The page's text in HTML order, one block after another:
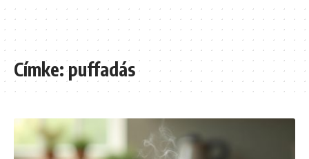
Címke:puffadás